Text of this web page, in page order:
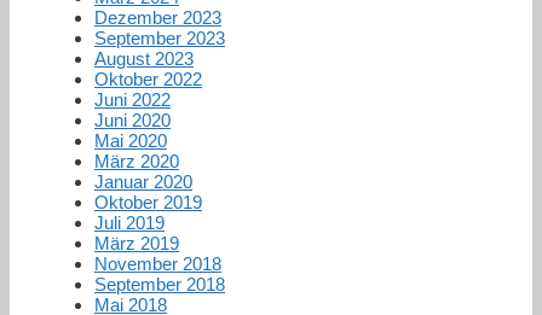
Dezember 2023
September 2023
August 2023
Oktober 2022
Juni 2022
Juni 2020
Mai 2020
März 2020
Januar 2020
Oktober 2019
Juli 2019
März 2019
November 2018
September 2018
Mai 2018